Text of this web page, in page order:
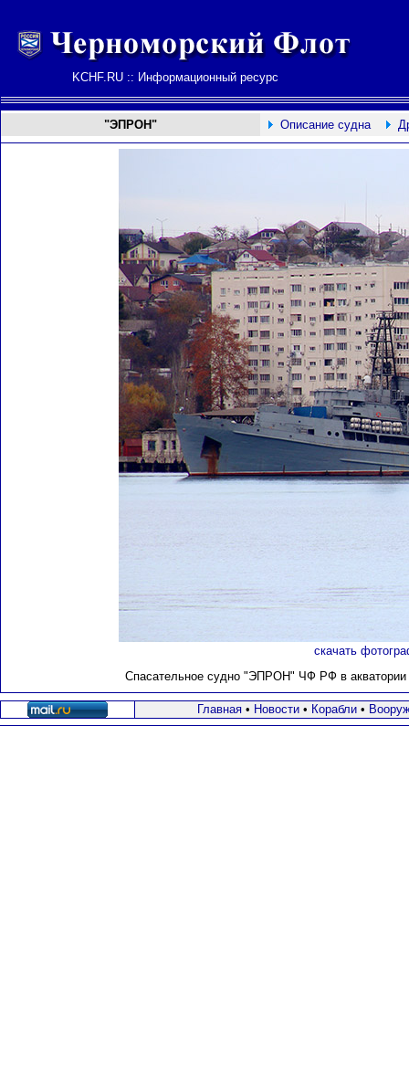
KCHF.RU :: Информационный ресурс
"ЭПРОН" Описание судна
скачать
Спасательное судно "ЭПРОН" ЧФ РФ в акватории
Главная• Новости• Корабли•